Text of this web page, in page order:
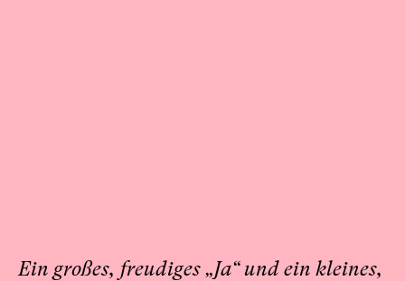
Ein großes, freudiges „Ja“ und ein kleines,